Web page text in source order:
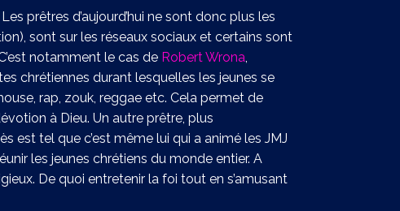
prêtres d’aujourd’hui ne sont donc plus les
sont sur les réseaux sociaux et certains sont
notamment le cas de Robert Wrona
chrétiennes durant lesquelles les jeunes se
rap, zouk, reggae etc. Cela permet de
à Dieu. Un autre prêtre, plus
est tel que c’est même lui qui a animé les JMJ
les jeunes chrétiens du monde entier. A
De quoi entretenir la foi tout en s’amusant